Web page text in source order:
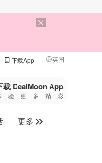
下载App 英国
🇺🇸
🇨🇳 中国
🇨🇦加拿大
载 DealMoon App
验更多精彩
更多